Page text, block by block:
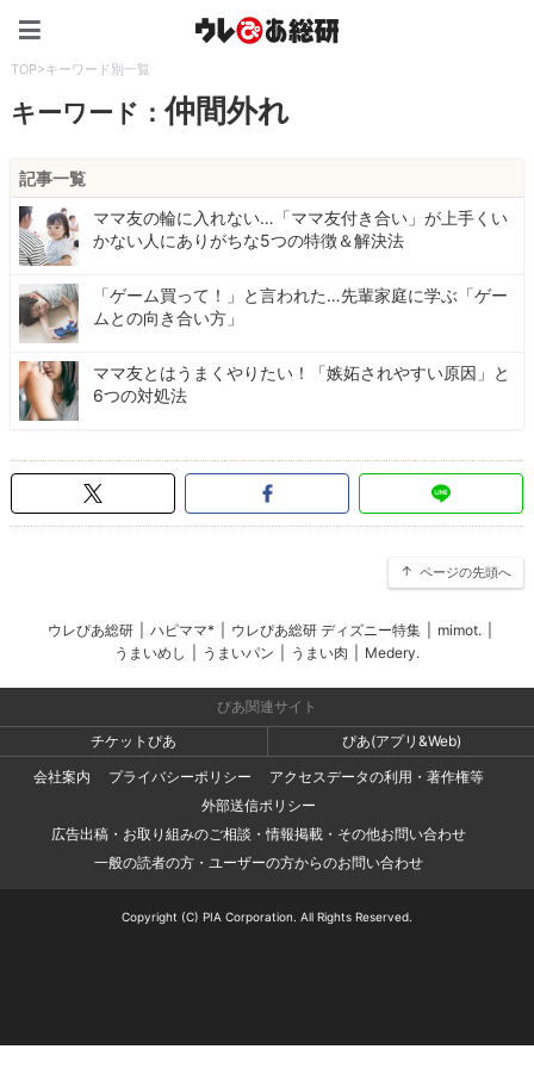
TOP>キーワード別一覧
キーワード：仲間外れ
記事一覧
ママ友の輪に入れない…「ママ友付き合い」が上手くい
かない人にありがちな5つの特徴＆解決法
「ゲーム買って！」と言われた…先輩家庭に学ぶ「ゲー
ムとの向き合い方」
ママ友とはうまくやりたい！「嫉妬されやすい原因」と
6つの対処法
ページの先頭へ
ウレぴあ総研 ハピママ* ウレぴあ総研 ディズニー特集 mimot.
うまいめし
うまいパン うまい肉 Medery.
ぴあ関連サイト
チケットぴあ
ぴあ(アプリ&Web)
会社案内
プライバシーポリシー
アクセスデータの利用・著作権等
外部送信ポリシー
広告出稿・お取り組みのご相談・情報掲載・その他お問い合わせ
一般の読者の方・ユーザーの方からのお問い合わせ
Copyright (C) PIA Corporation. All Rights Reserved.